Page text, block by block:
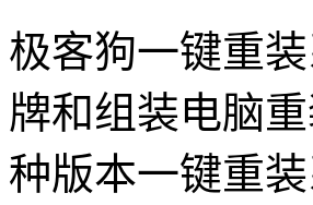
极客狗一键重
牌和组装电脑
种版本一键重